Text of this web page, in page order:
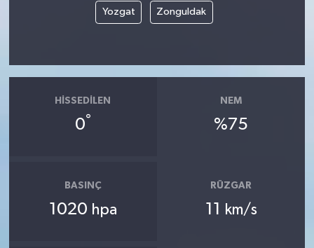
Yozgat Zonguldak
HISSEDILEN
0°
NEM
%75
BASINÇ
1020 hpa
RÜZGAR
11 km/s